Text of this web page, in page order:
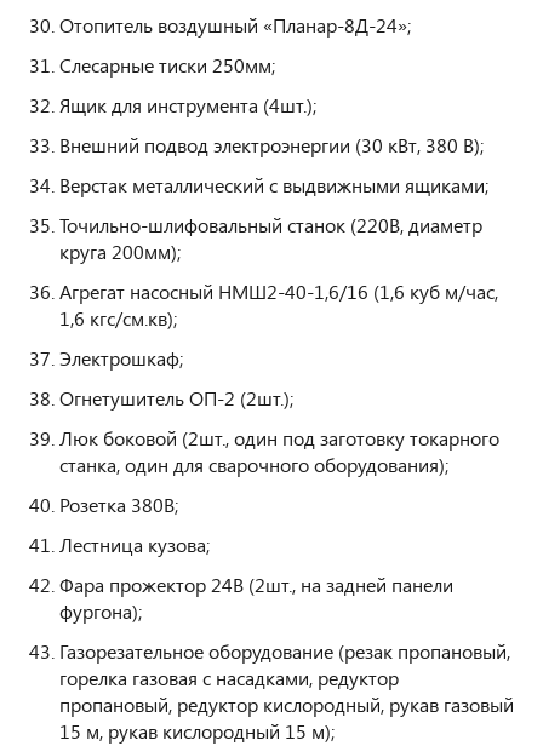
Отопитель воздушный «Планар-8Д-24»;
Слесарные тиски 250мм;
Ящик для инструмента (4шт.);
Внешний подвод электроэнергии (30 кВт, 380 В);
Верстак металлический с выдвижными ящиками;
Точильно-шлифовальный станок (220В, диаметр
круга 200мм);
Агрегат насосный НМШ2-40-1,6/16 (1,6 куб м/час,
1,6 кгс/см.кв);
Электрошкаф;
Огнетушитель ОП-2 (2шт.);
Люк боковой (2шт., один под заготовку токарного
станка, один для сварочного оборудования);
Розетка 380В;
Лестница кузова;
Фара прожектор 24В (2шт., на задней панели
фургона);
Газорезательное оборудование (резак пропановый,
горелка газовая с насадками, редуктор
пропановый, редуктор кислородный, рукав газовый
15 м, рукав кислородный 15 м);